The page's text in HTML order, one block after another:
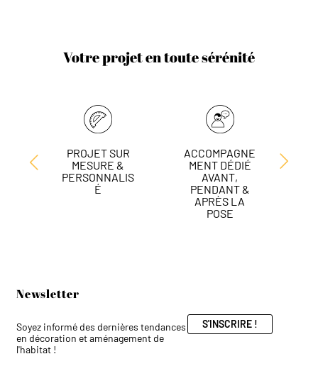
Votre projet en toute sérénité
PROJET SUR
MESURE &
PERSONNALIS
É
ACCOMPAGNE
MENT DÉDIÉ
AVANT,
PENDANT &
APRÈS LA
POSE
Newsletter
Soyez informé des dernières tendances
en décoration et aménagement de
l'habitat !
S'INSCRIRE !